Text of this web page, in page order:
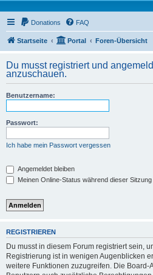
Donations FAQ
Startseite Portal Foren-Übersicht
Du musst registriert und
anzuschauen.
Benutzername:
Passwort:
Ich habe mein Passwort vergessen
Angemeldet bleiben
Meinen Online-Status während dieser
REGISTRIEREN
Du musst in diesem Forum registriert sein,
Registrierung ist in wenigen Augenblicken
weitere Funktionen zuzugreifen. Die Board-